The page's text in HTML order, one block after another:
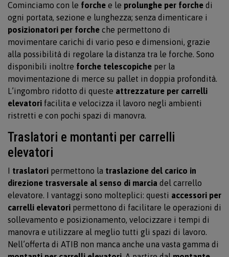
Cominciamo con le forche e le prolunghe per forche di
ogni portata, sezione e lunghezza; senza dimenticare i
posizionatori per forche che permettono di
movimentare carichi di vario peso e dimensioni, grazie
alla possibilità di regolare la distanza tra le forche. Sono
disponibili inoltre forche telescopiche per la
movimentazione di merce su pallet in doppia profondità.
L’ingombro ridotto di queste attrezzature per carrelli
elevatori facilita e velocizza il lavoro negli ambienti
ristretti e con pochi spazi di manovra.
Traslatori e montanti per carrelli
elevatori
I traslatori permettono la traslazione del carico in
direzione trasversale al senso di marcia del carrello
elevatore. I vantaggi sono molteplici: questi accessori per
carrelli elevatori permettono di facilitare le operazioni di
sollevamento e posizionamento, velocizzare i tempi di
manovra e utilizzare al meglio tutti gli spazi di lavoro.
Nell’offerta di ATIB non manca anche una vasta gamma di